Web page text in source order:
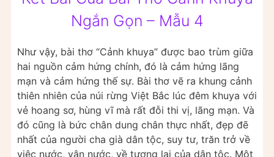
Ngắn Gọn – Mẫu 4
Như vậy, bài thơ “Cảnh khuya” được bao trùm giữa
hai nguồn cảm hứng chính, đó là cảm hứng lãng
mạn và cảm hứng thế sự. Bài thơ vẽ ra khung cảnh
thiên nhiên của núi rừng Việt Bắc lúc đêm khuya với
vẻ hoang sơ, hùng vĩ mà rất đỗi thi vị, lãng mạn. Và
đó cũng là bức chân dung chân thực nhất, đẹp đẽ
nhất của người cha già dân tộc, suy tư, trăn trở về
việc nước, vận nước, về tương lai của dân tộc. Một